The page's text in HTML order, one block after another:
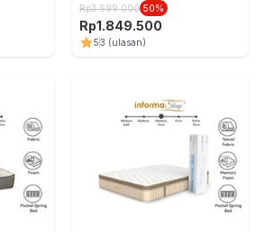
Springbed
Rp3.699.000 50%
Rp1.849.500
53 (ulasan)